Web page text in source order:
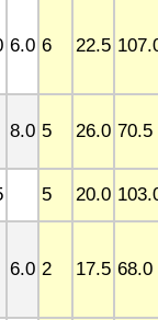
6.0 6 22.5
8.0 5 26.0 70.5
5 20.0
6.0 2 17.5 68.0